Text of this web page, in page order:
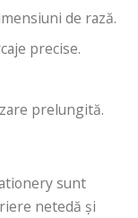
de rază.
precise.
prelungită.
sunt
netedă și